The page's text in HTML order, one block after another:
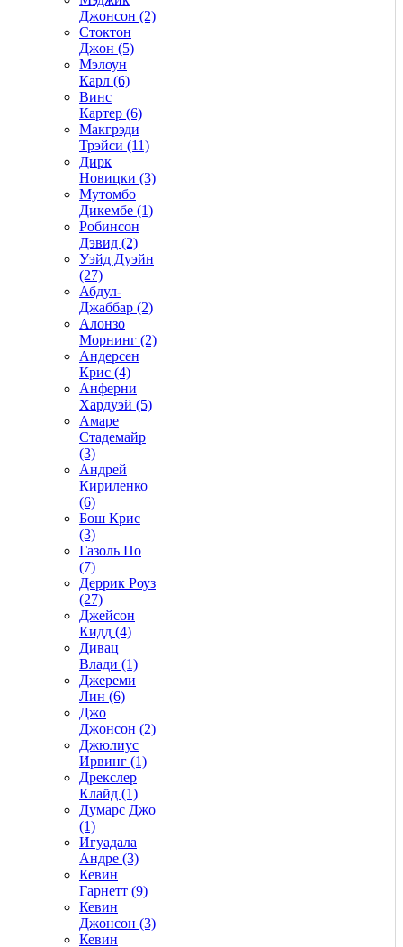
Джонсон (2)
Стоктон
Джон (5)
Мэлоун
Карл (6)
Винс
Картер (6)
Макгрэди
Трэйси (11)
Дирк
Новицки (3)
Мутомбо
Дикембе (1)
Робинсон
Дэвид (2)
Уэйд Дуэйн
(27)
Абдул-
Джаббар (2)
Алонзо
Морнинг (2)
Андерсен
Крис (4)
Анферни
Xардуэй (5)
Амаре
Стадемайр
(3)
Андрей
Кириленко
(6)
Бош Крис
(3)
Газоль По
(7)
Деррик Роуз
(27)
Джейсон
Кидд (4)
Дивац
Влади (1)
Джереми
Лин (6)
Джо
Джонсон (2)
Джюлиус
Ирвинг (1)
Дрекслер
Клайд (1)
Думарс Джо
(1)
Игуадала
Андре (3)
Кевин
Гарнетт (9)
Кевин
Джонсон (3)
Кевин